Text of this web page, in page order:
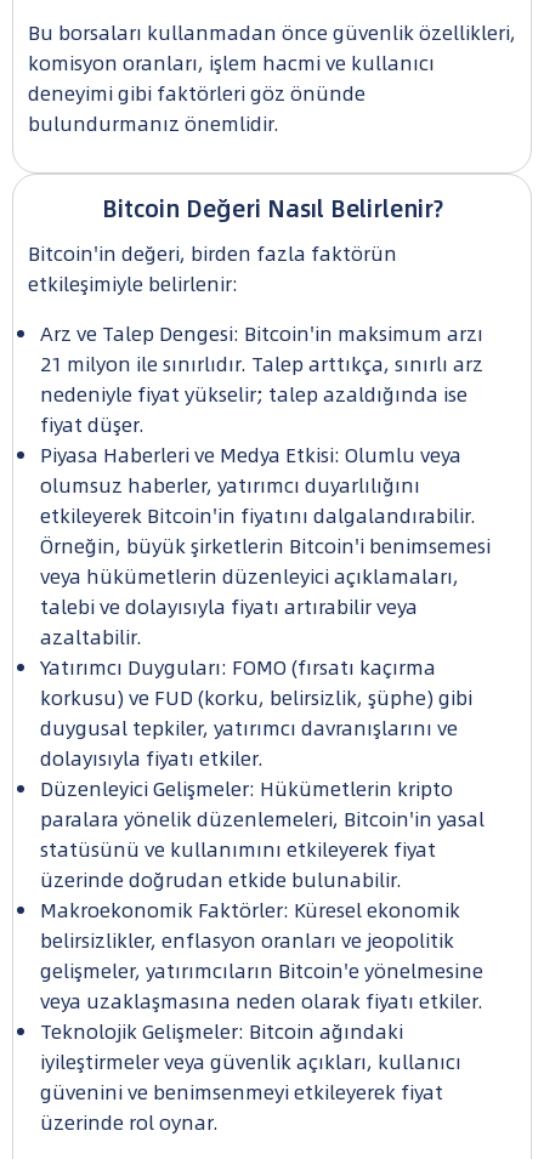
Bu borsaları kullanmadan önce güvenlik özellikleri,
komisyon oranları, işlem hacmi ve kullanıcı
deneyimi gibi faktörleri göz önünde
bulundurmanız önemlidir.
Bitcoin Değeri Nasıl Belirlenir?
Bitcoin'in değeri, birden fazla faktörün
etkileşimiyle belirlenir:
Arz ve Talep Dengesi: Bitcoin'in maksimum arzı
21 milyon ile sınırlıdır. Talep arttıkça, sınırlı arz
nedeniyle fiyat yükselir; talep azaldığında ise
fiyat düşer.
Piyasa Haberleri ve Medya Etkisi: Olumlu veya
olumsuz haberler, yatırımcı duyarlılığını
etkileyerek Bitcoin'in fiyatını dalgalandırabilir.
Örneğin, büyük şirketlerin Bitcoin'i benimsemesi
veya hükümetlerin düzenleyici açıklamaları,
talebi ve dolayısıyla fiyatı artırabilir veya
azaltabilir.
Yatırımcı Duyguları: FOMO (fırsatı kaçırma
korkusu) ve FUD (korku, belirsizlik, şüphe) gibi
duygusal tepkiler, yatırımcı davranışlarını ve
dolayısıyla fiyatı etkiler.
Düzenleyici Gelişmeler: Hükümetlerin kripto
paralara yönelik düzenlemeleri, Bitcoin'in yasal
statüsünü ve kullanımını etkileyerek fiyat
üzerinde doğrudan etkide bulunabilir.
Makroekonomik Faktörler: Küresel ekonomik
belirsizlikler, enflasyon oranları ve jeopolitik
gelişmeler, yatırımcıların Bitcoin'e yönelmesine
veya uzaklaşmasına neden olarak fiyatı etkiler.
Teknolojik Gelişmeler: Bitcoin ağındaki
iyileştirmeler veya güvenlik açıkları, kullanıcı
güvenini ve benimsenmeyi etkileyerek fiyat
üzerinde rol oynar.